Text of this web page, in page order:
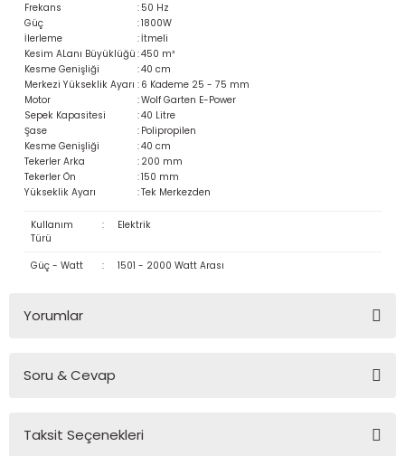
Frekans
: 50 Hz
Güç
:1800W
İlerleme
:İtmeli
Kesim ALanı Büyüklüğü :450 m²
Kesme Genişliği
:40 cm
Merkezi Yükseklik Ayarı : 6 Kademe 25 - 75 mm
Motor
:Wolf Garten E-Power
Sepek Kapasitesi
:40 Litre
Şase
: Polipropilen
Kesme Genişliği
:40 cm
Tekerler Arka
: 200 mm
Tekerler Ön
:150 mm
Yükseklik Ayarı
:Tek Merkezden
Kullanım
Türü
: Elektrik
Güç - Watt : 1501 - 2000 Watt Arası
Yorumlar
Soru & Cevap
Ürün hakkında henüz soru sorulmamış.
Taksit Seçenekleri